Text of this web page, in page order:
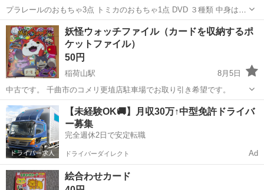
プラレールのおもちゃ3点 トミカのおもちゃ1点 DVD ３種類 中身は開
けてのお楽しみ。（ダブりはありません） 千曲市のコメリ更埴店駐車
場でお取り引き希望です。
長野 千曲市 稲荷山駅 プラレール
妖怪ウォッチファイル（カードを収納するポ
ケットファイル）
50円
稲荷山駅
8月5日
中古です。 千曲市のコメリ更埴店駐車場でお取り引き希望です。
長野 千曲市 稲荷山駅 パズル 妖怪ウォッチ
【未経験OK🚚】月収30万↑中型免許ドライバ
ー募集
完全週休2日で安定転職
ドライバーダイレクト Ad
絵合わせカード